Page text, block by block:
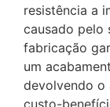
resistência a
causado pelo
fabricação
um
devolvendo o